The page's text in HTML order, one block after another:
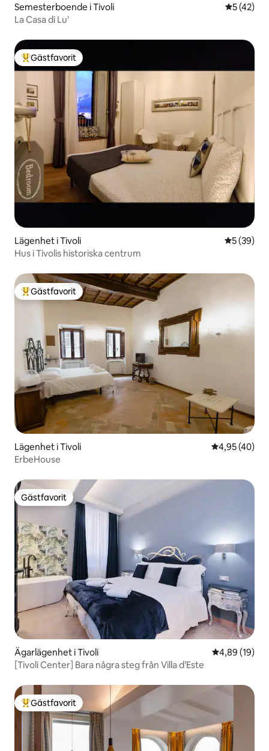
Semesterboende i Tivoli 5 av 5 i
5 (42)
La Casa di Lu'
Populär gästfavorit
Gästfavorit
Lägenhet i Tivoli 5 av 5 i
5 (39)
Hus i Tivolis historiska centrum
Populär gästfavorit
Gästfavorit
Lägenhet i Tivoli 4,95 av 5 i
4,95 (40)
ErbeHouse
Gästfavorit
Gästfavorit
Ägarlägenhet i Tivoli 4,89 av 5 i
4,89 (19)
[Tivoli Center] Bara några steg från Villa d’Este
Populär gästfavorit
Gästfavorit